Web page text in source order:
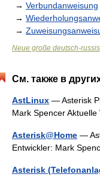
→ Verbundanweisung
→
→
Neue große deutsch-
См. также в
AstLinux — Asterisk
Mark Spencer
Asterisk@Home —
Entwickler: Mark
Asterisk